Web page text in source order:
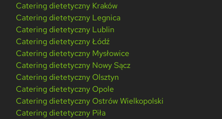
Catering dietetyczny Kraków
Catering dietetyczny Legnica
Catering dietetyczny Lublin
Catering dietetyczny Łódź
Catering dietetyczny Mysłowice
Catering dietetyczny Nowy Sącz
Catering dietetyczny Olsztyn
Catering dietetyczny Opole
Catering dietetyczny Ostrów Wielkopolski
Catering dietetyczny Piła